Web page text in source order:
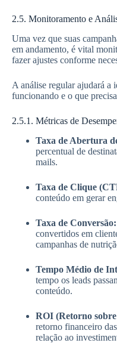
2.5. Monitoramento e
Uma vez que suas
em andamento, é vital
fazer ajustes conforme
A análise regular ajudará a
funcionando e o que
2.5.1. Métricas de
Taxa de Abertura
percentual de
mails.
Taxa de Clique
conteúdo em gerar
Taxa de Conversão:
convertidos em
campanhas de
Tempo Médio de
tempo os leads
conteúdo.
ROI (Retorno
retorno financeiro
relação ao